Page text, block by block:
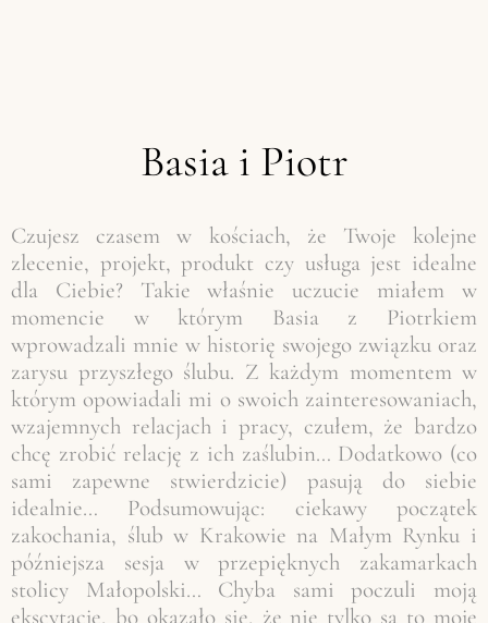
Basia i Piotr
Czujesz czasem w kościach, że Twoje kolejne
zlecenie, projekt, produkt czy usługa jest idealne
dla Ciebie? Takie właśnie uczucie miałem w
momencie w którym Basia z Piotrkiem
wprowadzali mnie w historię swojego związku oraz
zarysu przyszłego ślubu. Z każdym momentem w
którym opowiadali mi o swoich zainteresowaniach,
wzajemnych relacjach i pracy, czułem, że bardzo
chcę zrobić relację z ich zaślubin… Dodatkowo (co
sami zapewne stwierdzicie) pasują do siebie
idealnie… Podsumowując: ciekawy początek
zakochania, ślub w Krakowie na Małym Rynku i
późniejsza sesja w przepięknych zakamarkach
stolicy Małopolski… Chyba sami poczuli moją
ekscytację, bo okazało się, że nie tylko są to moje